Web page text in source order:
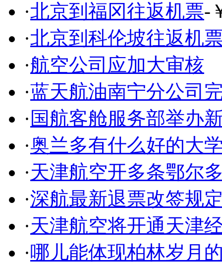
·北京到福冈往返机票-
·北京到科伦坡往返机
·航空公司应加大审核
·蓝天航油南宁分公司
· 国航客舱服务部举办
·奥兰多有什么好的大
·天津航空开多条鄂尔
·深航最新退票改签规
·天津航空将开通天津
·哪儿能体现柏林岁月